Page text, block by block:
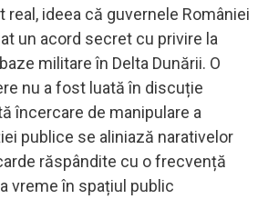
ideea că guvernele României
un acord secret cu privire la
militare în Delta Dunării. O
nu a fost luată în discuție
încercare de manipulare a
publice se aliniază narativelor
răspândite cu o frecvență
vreme în spațiul public